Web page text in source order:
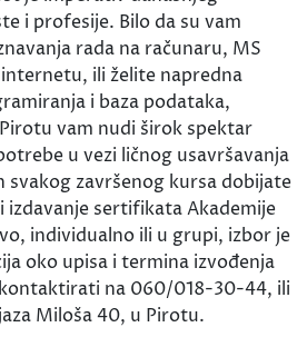
i profesije. Bilo da su vam
rada na računaru, MS
ili želite napredna
i baza podataka,
vam nudi širok spektar
u vezi ličnog usavršavanja
svakog završenog kursa dobijate
izdavanje sertifikata Akademije
individualno ili u grupi, izbor je
oko upisa i termina izvođenja
na 060/018-30-44, ili
Miloša 40, u Pirotu.